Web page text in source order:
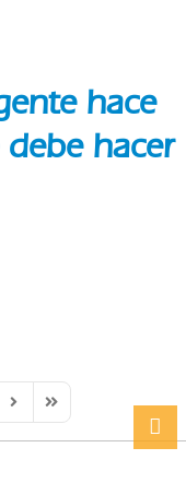
hace
hacer
Next PageLast Page